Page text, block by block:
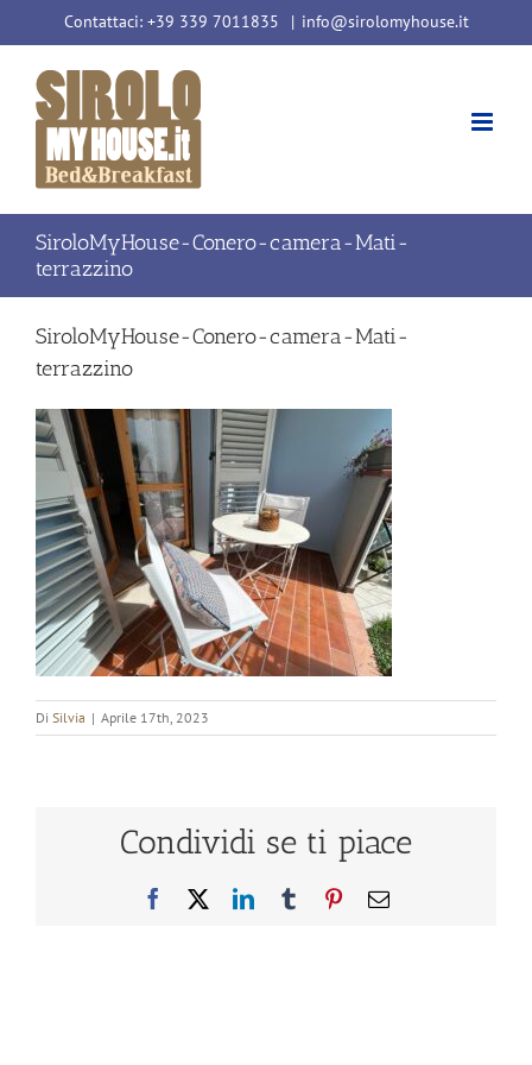
al
contenuto
Contattaci: +39 339 7011835 | info@sirolomyhouse.it
SiroloMyHouse-Conero-camera-Mati-
terrazzino
SiroloMyHouse-Conero-camera-Mati-
terrazzino
Di Silvia | Aprile 17th, 2023
Condividi se ti piace
Facebook LinkedInTumblrPinterestEmail